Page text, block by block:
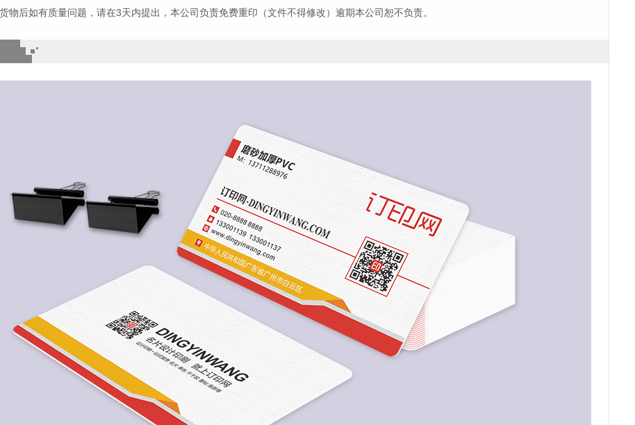
物后如有质量问题，请在3天内提出，本公司负责免费重印（文件不得修改）逾期本公司恕不负责。